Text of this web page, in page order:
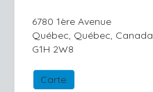
6780 1ère Avenue
Québec, Québec, Canada
G1H 2W8
Carte